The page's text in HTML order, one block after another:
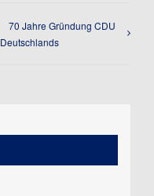
70 Jahre Gründung CDU
Deutschlands